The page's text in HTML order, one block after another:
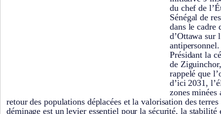
du chef de
Sénégal de
dans le cadre
d’Ottawa sur
antipersonnel.
Présidant la
de
rappelé que
d’ici 2031,
zones
retour des populations déplacées et la valorisation des
déminage est un levier essentiel pour la sécurité, la stabilité